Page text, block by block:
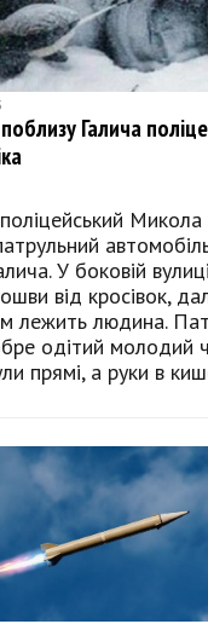
Галича
Микола
У боковій
від кросівок,
лежить людина.
одітий молодий
прямі, а руки в